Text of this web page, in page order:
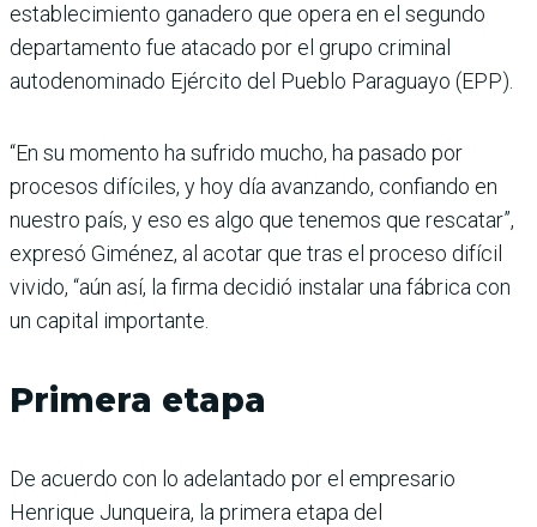
establecimiento ganadero que opera en el segundo
departamento fue atacado por el grupo criminal
autodenominado Ejército del Pueblo Paraguayo (EPP).
“En su momento ha sufrido mucho, ha pasado por
procesos difíciles, y hoy día avanzando, confiando en
nuestro país, y eso es algo que tenemos que rescatar”,
expresó Giménez, al acotar que tras el proceso difícil
vivido, “aún así, la firma decidió instalar una fábrica con
un capital importante.
Primera etapa
De acuerdo con lo adelantado por el empresario
Henrique Junqueira, la primera etapa del